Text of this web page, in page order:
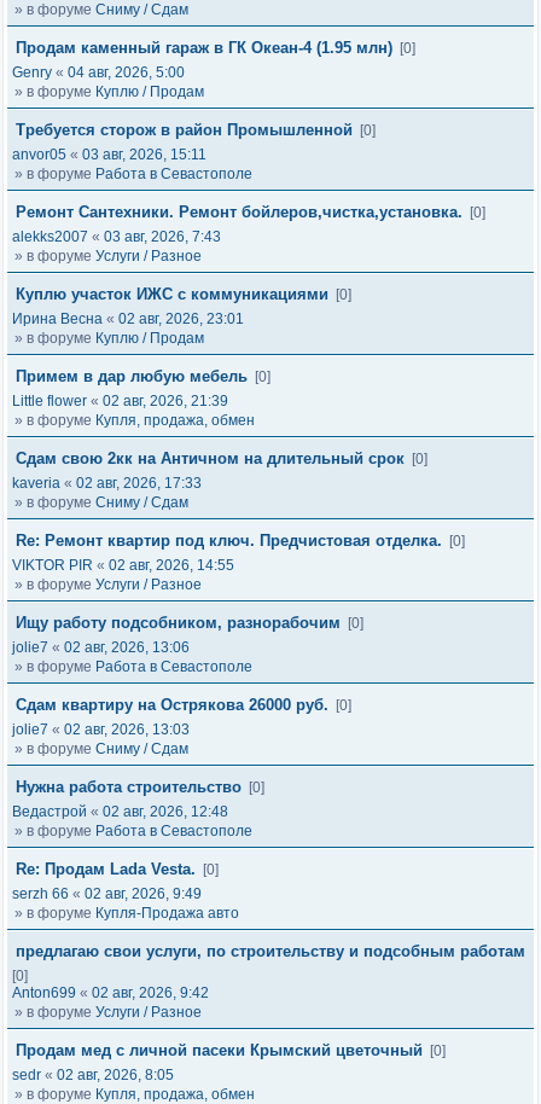
» в форуме Сниму / Сдам
Продам каменный гараж в ГК Океан-4 (1.95 млн) [0]
Genry « 04 авг, 2026, 5:00
» в форуме Куплю / Продам
Требуется сторож в район Промышленной
[0]
anvor05 « 03 авг, 2026, 15:11
» в форуме Работа в Севастополе
Ремонт Сантехники. Ремонт бойлеров,чистка,установка.
[0]
alekks2007 « 03 авг, 2026, 7:43
» в форуме Услуги / Разное
Куплю участок ИЖС с коммуникациями
[0]
Ирина Весна « 02 авг, 2026, 23:01
» в форуме Куплю / Продам
Примем в дар любую мебель [0]
Little flower « 02 авг, 2026, 21:39
» в форуме Купля, продажа, обмен
Сдам свою 2кк на Античном на длительный срок [0]
kaveria « 02 авг, 2026, 17:33
» в форуме Сниму / Сдам
Re: Ремонт квартир под ключ. Предчистовая отделка.
[0]
VIKTOR PIR « 02 авг, 2026, 14:55
» в форуме Услуги / Разное
Ищу работу подсобником, разнорабочим
[0]
jolie7 « 02 авг, 2026, 13:06
» в форуме Работа в Севастополе
Сдам квартиру на Острякова 26000 руб.
[0]
jolie7 « 02 авг, 2026, 13:03
» в форуме Сниму / Сдам
Нужна работа строительство [0]
Ведастрой « 02 авг, 2026, 12:48
» в форуме Работа в Севастополе
Re: Продам Lada Vesta.
[0]
serzh 66 « 02 авг, 2026, 9:49
» в форуме Купля-Продажа авто
предлагаю свои услуги, по строительству и подсобным работам
[0]
Anton699 « 02 авг, 2026, 9:42
» в форуме Услуги / Разное
Продам мед с личной пасеки Крымский цветочный
[0]
sedr « 02 авг, 2026, 8:05
» в форуме Купля, продажа, обмен